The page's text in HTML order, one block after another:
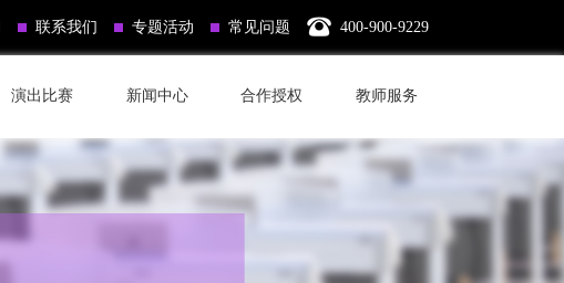
联系我们 专题活动 常见问题 400-900-9229
演出比赛 新闻中心 合作授权 教师服务